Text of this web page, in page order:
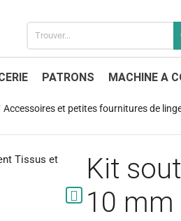
PATRONS MACHINE A
Accessoires et petites fournitures de

Kit
10 mm